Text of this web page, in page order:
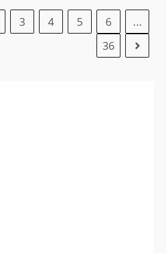
page
3 4 5 6
...
36
Go to